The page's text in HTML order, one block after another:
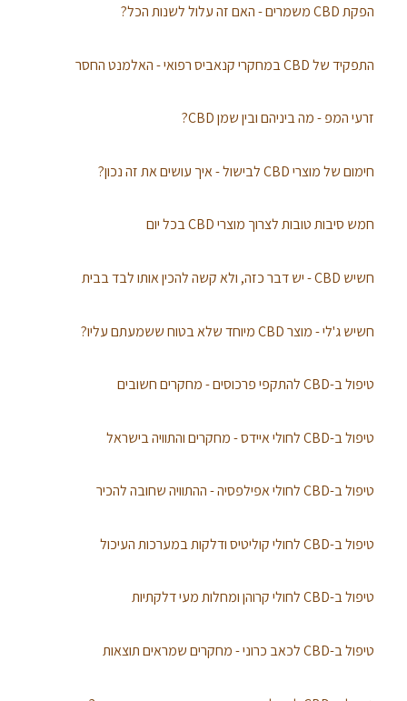
הפקת CBD משמרים - האם זה עלול לשנות הכל?
התפקיד של CBD במחקרי קנאביס רפואי - האלמנט החסר
זרעי המפ - מה ביניהם ובין שמן CBD?
חימום של מוצרי CBD לבישול - איך עושים את זה נכון?
חמש סיבות טובות לצרוך מוצרי CBD בכל יום
חשיש CBD - יש דבר כזה, ולא קשה להכין אותו לבד בבית
חשיש ג'לי - מוצר CBD מיוחד שלא בטוח ששמעתם עליו?
טיפול ב-CBD להתקפי פרכוסים - מחקרים חשובים
טיפול ב-CBD לחולי איידס - מחקרים והתוויה בישראל
טיפול ב-CBD לחולי אפילפסיה - ההתוויה שחובה להכיר
טיפול ב-CBD לחולי קוליטיס ודלקות במערכות העיכול
טיפול ב-CBD לחולי קרוהן ומחלות מעי דלקתיות
טיפול ב-CBD לכאב כרוני - מחקרים שמראים תוצאות